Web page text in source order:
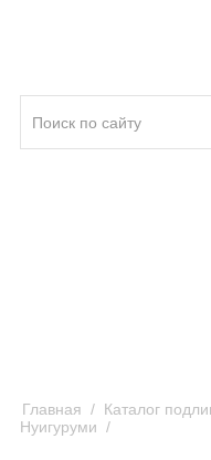
Главная / Каталог
Нуигуруми /